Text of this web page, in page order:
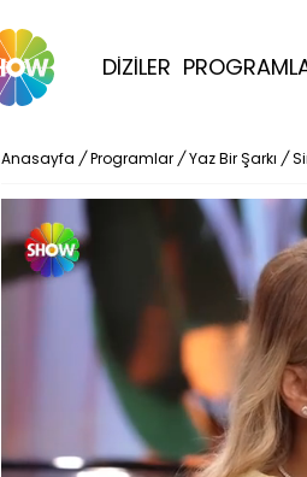
DİZİLER
Anasayfa / Programlar / Yaz Bir Şarkı /